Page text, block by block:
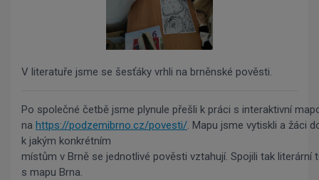
V literatuře jsme se šesťáky vrhli na brněnské pověsti.
Po společné četbě jsme plynule přešli k práci s interaktivní
na https://podzemibrno.cz/povesti/. Mapu jsme vytiskli a žáci
k jakým konkrétním
místům v Brně se jednotlivé pověsti vztahují. Spojili tak literární
s mapu Brna.